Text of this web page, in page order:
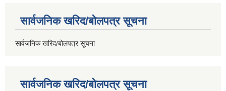
सार्वजनिक खरिद/बोलपत्र सूचना
सार्वजनिक खरिद/बोलपत्र सूचना
सार्वजनिक खरिद/बोलपत्र सूचना